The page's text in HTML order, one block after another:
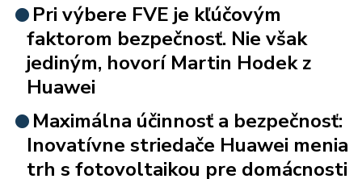
Pri výbere FVE je kľúčovým
faktorom bezpečnosť. Nie však
jediným, hovorí Martin Hodek z
Huawei
Maximálna účinnosť a bezpečnosť:
Inovatívne striedače Huawei menia
trh s fotovoltaikou pre domácnosti